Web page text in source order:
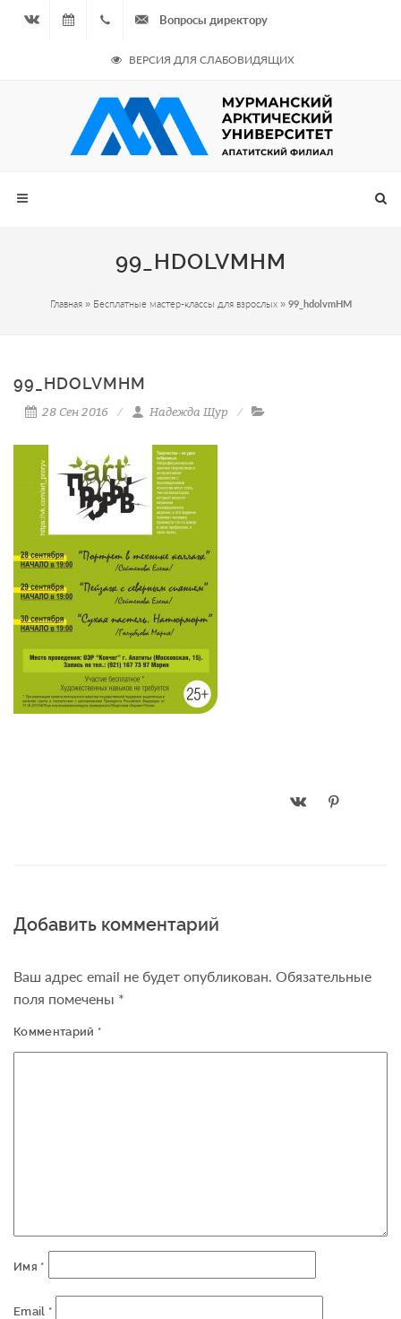
07.08.2026
- Чётная
неделя
964
687
Вопросы директору
ВЕРСИЯ ДЛЯ СЛАБОВИДЯЩИХ
99_HDOLVMHM
Главная» Бесплатные мастер-классы для взрослых» 99_hdolvmHM
99_HDOLVMHM
28 Сен 2016 Надежда Щур
Добавить комментарий
Ваш адрес email не будет опубликован. Обязательные
поля помечены *
Комментарий *
Имя *
Email *